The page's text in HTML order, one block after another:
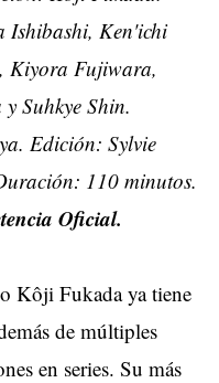
Ishibashi, Ken'ichi
Kiyora Fujiwara,
Suhkye Shin.
Edición: Sylvie
110 minutos.
Oficial.
Kôji Fukada ya tiene
de múltiples
en series. Su más